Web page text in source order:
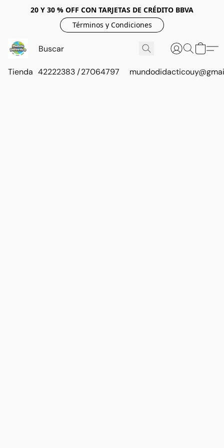
20 Y 30 % OFF CON TARJETAS DE CRÉDITO BBVA
Términos y Condiciones
Tienda 42222383 / 27064797